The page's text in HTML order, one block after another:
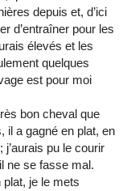
depuis et, d’ici
d’entraîner pour les
élevés et les
quelques
est pour moi
bon cheval que
il a gagné en plat, en
pu le courir
ne se fasse mal.
je le mets